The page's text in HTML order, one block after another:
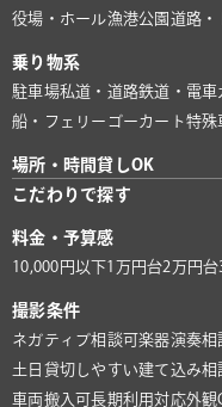
役場・ホール漁港公園 道路・
乗り物系
駐車場私道・道路鉄道・電車
船・フェリー ゴーカート特殊
場所・時間貸しOK
こだわりで探す
料金・予算感
10,000円以下1万円台2万円台
撮影条件
ネガティブ相談可楽器演奏相
土日貸切しやすい建て込み相
車両搬入可長期利用対応外観